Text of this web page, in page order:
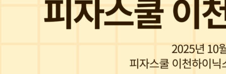
건강한 재료 이야기